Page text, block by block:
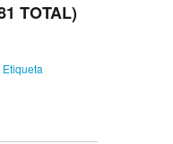
TOTAL)